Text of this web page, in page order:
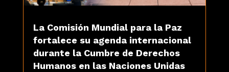
La Comisión Mundial para la Paz
fortalece su agenda internacional
durante la Cumbre de Derechos
Humanos en las Naciones Unidas